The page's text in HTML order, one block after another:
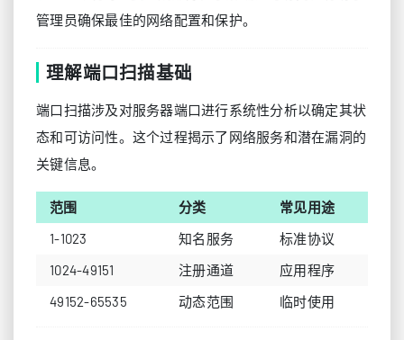
管理员确保最佳的网络配置和保护。
理解端口扫描基础
端口扫描涉及对服务器端口进行系统性分析以确定其状
态和可访问性。这个过程揭示了网络服务和潜在漏洞的
关键信息。
范围 分类
常见用途
1-1023
知名服务
标准协议
1024-49151
注册通道
应用程序
49152-65535
动态范围 临时使用